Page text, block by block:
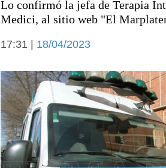
Deportes
Arte y cultura
Economía y campo
Lo confirmó la jefa de Terapia
Medici, al sitio web "El
17:31 | 18/04/2023